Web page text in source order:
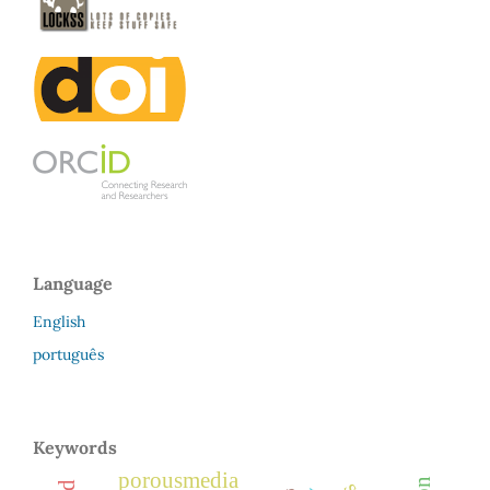
Language
English
português
Keywords
porousmedia